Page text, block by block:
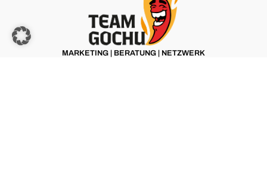
MARKETING | BERATUNG | NETZWERK